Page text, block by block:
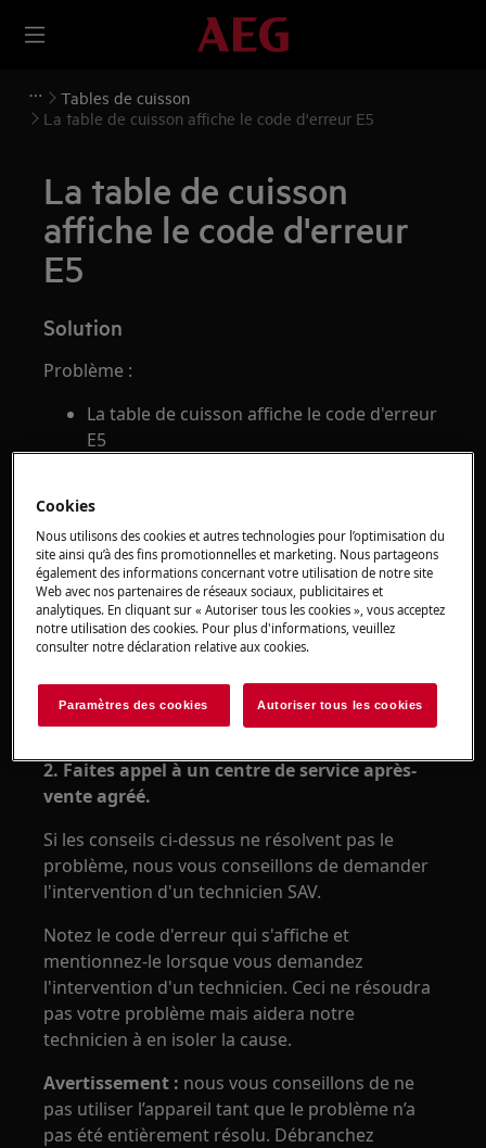
Tables de cuisson
La table de cuisson affiche le code d'erreur E5
La table de cuisson
affiche le code d'erreur
E5
Solution
Problème :
La table de cuisson affiche le code d'erreur
E5
cuisinière pose libre avec table de cuisson
à induction
Résolution :
1. Débranchez l'appareil pendant au moins 30
secondes.
Reconnectez-le et mettez-le en marche.
2. Faites appel à un centre de service après-
vente agréé.
Si les conseils ci-dessus ne résolvent pas le
problème, nous vous conseillons de demander
l'intervention d'un technicien SAV.
Notez le code d'erreur qui s'affiche et
mentionnez-le lorsque vous demandez
l'intervention d'un technicien. Ceci ne résoudra
pas votre problème mais aidera notre
technicien à en isoler la cause.
Avertissement : nous vous conseillons de ne
pas utiliser l’appareil tant que le problème n’a
pas été entièrement résolu. Débranchez
Cookies
Nous utilisons des cookies et autres technologies pour l’optimisation du
site ainsi qu’à des fins promotionnelles et marketing. Nous partageons
également des informations concernant votre utilisation de notre site
Web avec nos partenaires de réseaux sociaux, publicitaires et
analytiques. En cliquant sur « Autoriser tous les cookies », vous acceptez
notre utilisation des cookies. Pour plus d'informations, veuillez
consulter notre déclaration relative aux cookies.
Paramètres des cookies Autoriser tous les cookies